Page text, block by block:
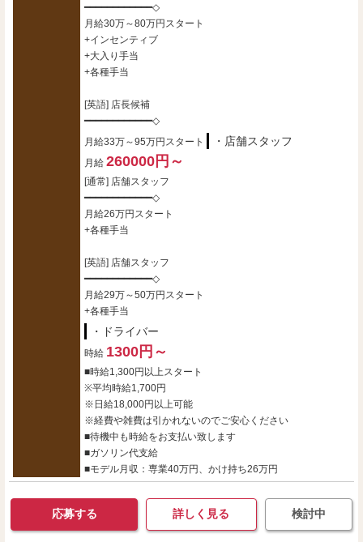
━━━━━━━━━━━━◇
月給30万～80万円スタート
+インセンティブ
+大入り手当
+各種手当
[英語] 店長候補
━━━━━━━━━━━━◇
月給33万～95万円スタート
・店舗スタッフ
月給 260000円～
[通常] 店舗スタッフ
━━━━━━━━━━━━◇
月給26万円スタート
+各種手当
[英語] 店舗スタッフ
━━━━━━━━━━━━◇
月給29万～50万円スタート
+各種手当
・ドライバー
時給 1300円～
■時給1,300円以上スタート
※平均時給1,700円
※日給18,000円以上可能
※経費や雑費は引かれないのでご安心ください
■待機中も時給をお支払い致します
■ガソリン代支給
■モデル月収：専業40万円、かけ持ち26万円
応募する 詳しく見る 検討中